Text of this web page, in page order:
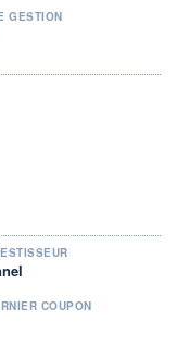
GESTION
COUPON